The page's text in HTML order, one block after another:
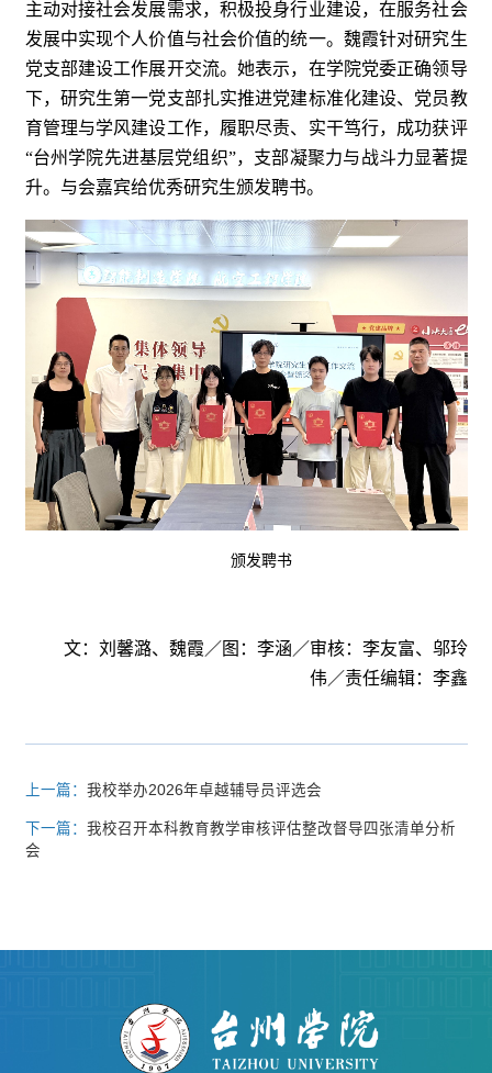
主动对接社会发展需求，积极投身行业建设，在服务社会
发展中实现个人价值与社会价值的统一。 魏霞针对研究生
党支部建设工作展开交流。她表示，在学院党委正确领导
下，研究生第一党支部扎实推进党建标准化建设、党员教
育管理与学风建设工作，履职尽责、实干笃行，成功获评
“台州学院先进基层党组织”，支部凝聚力与战斗力显著提
升。 与会嘉宾给优秀研究生颁发聘书。
颁发聘书
文：刘馨潞、魏霞／图：李涵／审核：李友富、邬玲
伟／责任编辑：李鑫
上一篇： 我校举办2026年卓越辅导员评选会
下一篇： 我校召开本科教育教学审核评估整改督导四张清单分析
会